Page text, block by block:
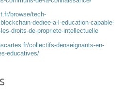
browse/tech-
dediee-a-l-education-capable-
droits-de-propriete-intellectuelle
collectifs-denseignants-en-
educatives/